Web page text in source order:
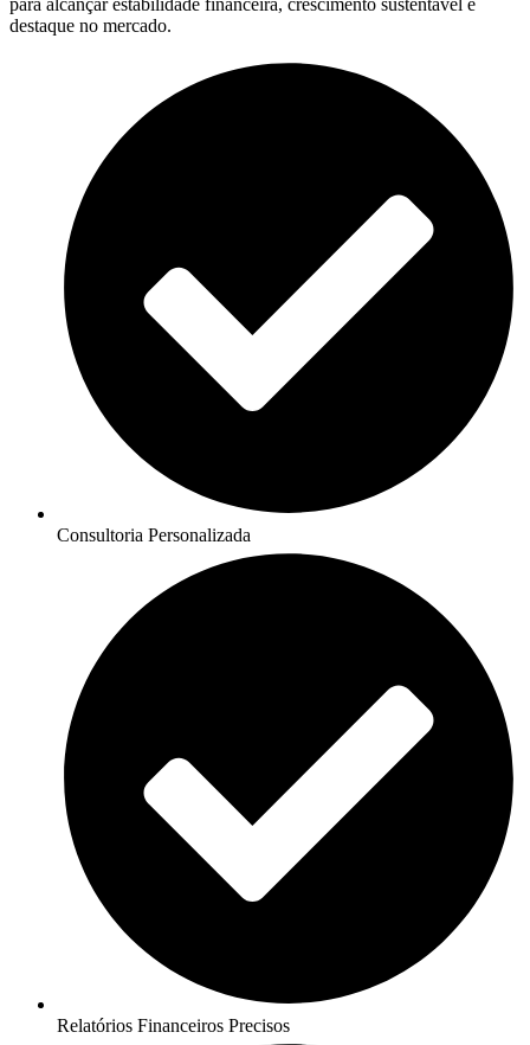
destaque no mercado.
Consultoria Personalizada
Relatórios Financeiros Precisos